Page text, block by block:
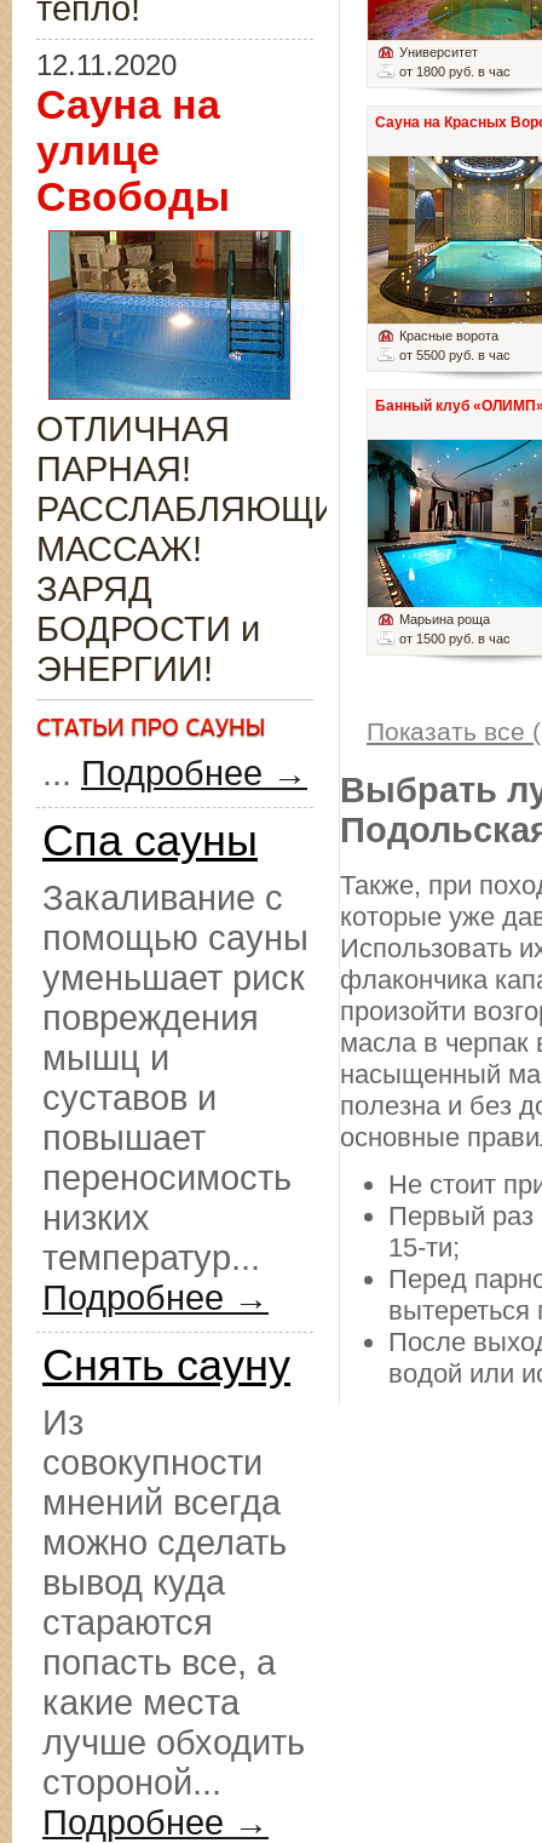
Университет
от 1800 руб. в час
Сауна на Красных
Красные ворота
от 5500 руб. в час
Банный клуб
Марьина роща
от 1500 руб. в час
Показать все
Выбрать
Также, при
которые уже
Использовать
флакончика
произойти
масла в черпак
насыщенный
полезна и без
основные
Не стоит
Первый раз
15-ти;
Перед
После
водой или
тепло!
12.11.2020
Сауна на
улице
Свободы
ОТЛИЧНАЯ
ПАРНАЯ!
РАССЛАБЛЯЮЩИЙ
МАССАЖ!
ЗАРЯД
БОДРОСТИ и
ЭНЕРГИИ!
... Подробнее →
Спа сауны
Закаливание с
помощью сауны
уменьшает риск
повреждения
мышц и
суставов и
повышает
переносимость
низких
температур...
Подробнее →
Снять сауну
Из
совокупности
мнений всегда
можно сделать
вывод куда
стараются
попасть все, а
какие места
лучше обходить
стороной...
Подробнее →